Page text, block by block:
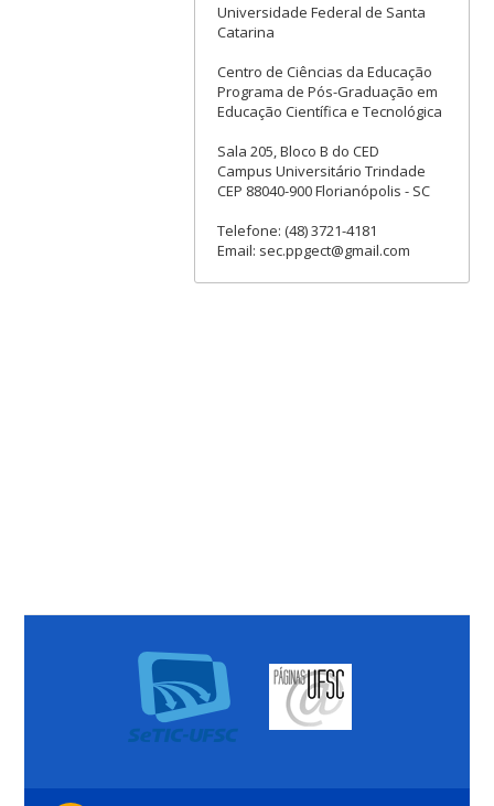
Universidade Federal de Santa
Catarina
Centro de Ciências da Educação
Programa de Pós-Graduação em
Educação Científica e Tecnológica
Sala 205, Bloco B do CED
Campus Universitário Trindade
CEP 88040-900 Florianópolis - SC
Telefone: (48) 3721-4181
Email: sec.ppgect@gmail.com